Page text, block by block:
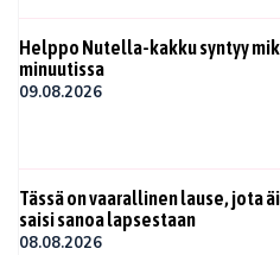
Helppo Nutella-kakku syntyy
minuutissa
09.08.2026
Tässä on vaarallinen lause, jota
saisi sanoa lapsestaan
08.08.2026